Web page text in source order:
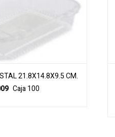
21.8X14.8X9.5 CM.
Caja 100